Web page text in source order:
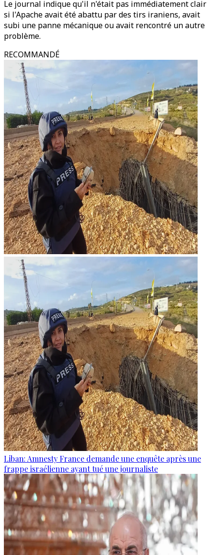
Le journal indique qu'il n'était pas immédiatement clair
si l'Apache avait été abattu par des tirs iraniens, avait
subi une panne mécanique ou avait rencontré un autre
problème.
RECOMMANDÉ
Liban: Amnesty France demande une enquête après une
frappe israélienne ayant tué une journaliste